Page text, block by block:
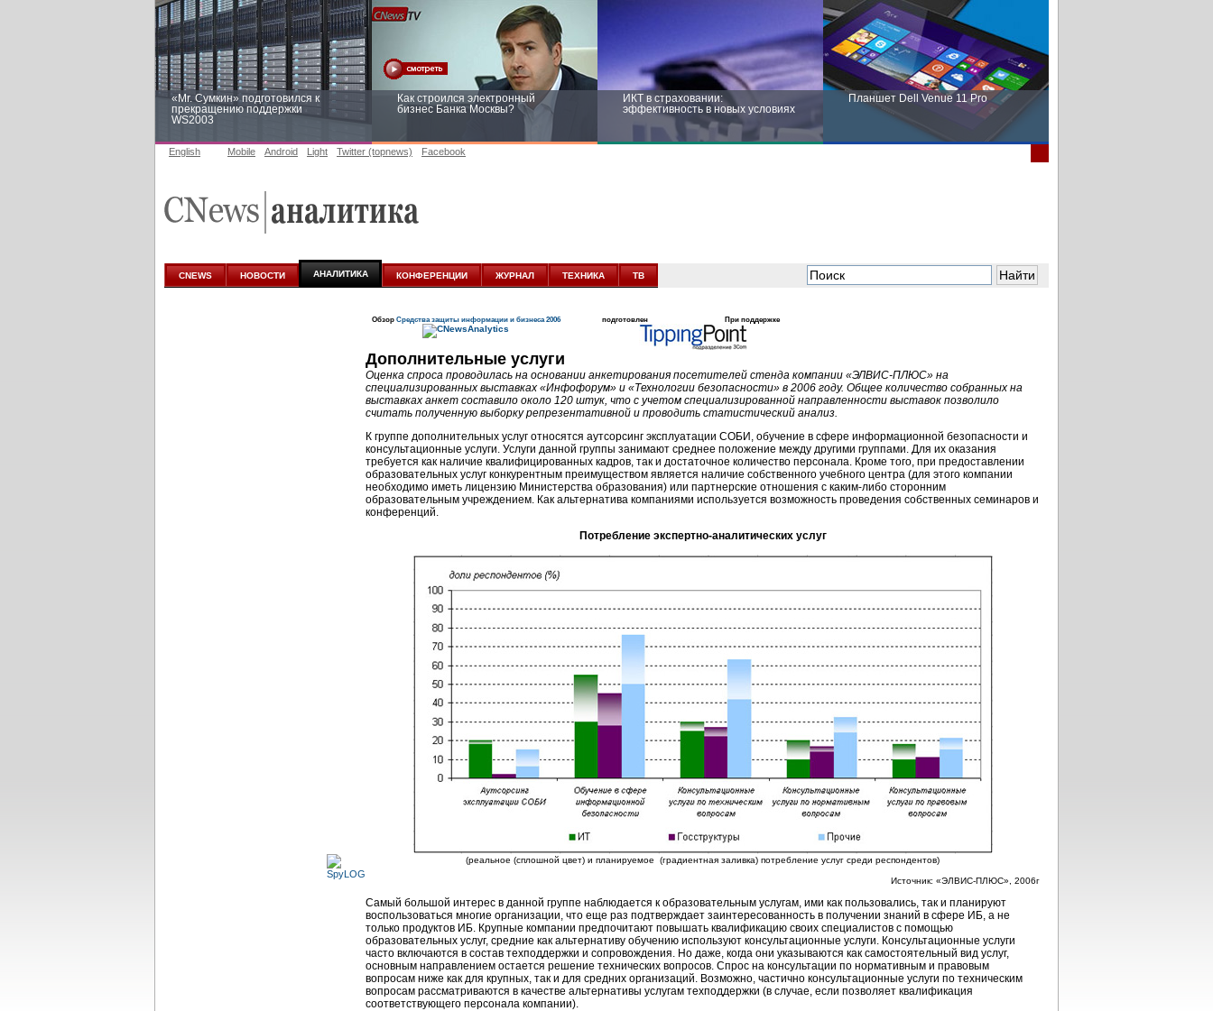
«Mr. Сумкин» подготовился к
прекращению поддержки
WS2003
Как строился электронный
бизнес Банка Москвы?
ИКТ в страховании:
эффективность в новых условиях
Планшет Dell Venue 11 Pro
аналитике
новых условиях
English Mobile Android Light Twitter (topnews) Facebook
CNEWS НОВОСТИ АНАЛИТИКА КОНФЕРЕНЦИИ ЖУРНАЛ ТЕХНИКА ТВ
Обзор Средства защиты информации и бизнеса 2006 подготовлен При поддержке
Дополнительные услуги
Оценка спроса проводилась на основании анкетирования посетителей стенда компании «ЭЛВИС-ПЛЮС» на
специализированных выставках «Инфофорум» и «Технологии безопасности» в 2006 году. Общее количество собранных на
выставках анкет составило около 120 штук, что с учетом специализированной направленности выставок позволило
считать полученную выборку репрезентативной и проводить статистический анализ.
К группе дополнительных услуг относятся аутсорсинг эксплуатации СОБИ, обучение в сфере информационной безопасности и
консультационные услуги. Услуги данной группы занимают среднее положение между другими группами. Для их оказания
требуется как наличие квалифицированных кадров, так и достаточное количество персонала. Кроме того, при предоставлении
образовательных услуг конкурентным преимуществом является наличие собственного учебного центра (для этого компании
необходимо иметь лицензию Министерства образования) или партнерские отношения с каким-либо сторонним
образовательным учреждением. Как альтернатива компаниями используется возможность проведения собственных семинаров и
конференций.
Потребление экспертно-аналитических услуг
(реальное (сплошной цвет) и планируемое (градиентная заливка) потребление услуг среди респондентов)
Источник: «ЭЛВИС-ПЛЮС», 2006г
Самый большой интерес в данной группе наблюдается к образовательным услугам, ими как пользовались, так и планируют
воспользоваться многие организации, что еще раз подтверждает заинтересованность в получении знаний в сфере ИБ, а не
только продуктов ИБ. Крупные компании предпочитают повышать квалификацию своих специалистов с помощью
образовательных услуг, средние как альтернативу обучению используют консультационные услуги. Консультационные услуги
часто включаются в состав техподдержки и сопровождения. Но даже, когда они указываются как самостоятельный вид услуг,
основным направлением остается решение технических вопросов. Спрос на консультации по нормативным и правовым
вопросам ниже как для крупных, так и для средних организаций. Возможно, частично консультационные услуги по техническим
вопросам рассматриваются в качестве альтернативы услугам техподдержки (в случае, если позволяет квалификация
соответствующего персонала компании).